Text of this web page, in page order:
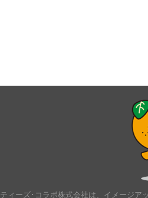
ティーズ･コラボ株式会社は、イメージア